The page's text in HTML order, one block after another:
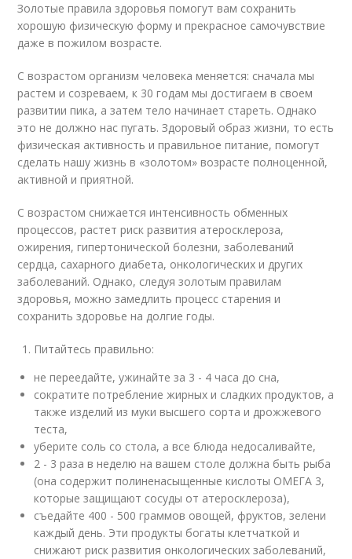
Золотые правила здоровья помогут вам сохранить
хорошую физическую форму и прекрасное самочувствие
даже в пожилом возрасте.
С возрастом организм человека меняется: сначала мы
растем и созреваем, к 30 годам мы достигаем в своем
развитии пика, а затем тело начинает стареть. Однако
это не должно нас пугать. Здоровый образ жизни, то есть
физическая активность и правильное питание, помогут
сделать нашу жизнь в «золотом» возрасте полноценной,
активной и приятной.
С возрастом снижается интенсивность обменных
процессов, растет риск развития атеросклероза,
ожирения, гипертонической болезни, заболеваний
сердца, сахарного диабета, онкологических и других
заболеваний. Однако, следуя золотым правилам
здоровья, можно замедлить процесс старения и
сохранить здоровье на долгие годы.
Питайтесь правильно:
не переедайте, ужинайте за 3 - 4 часа до сна,
сократите потребление жирных и сладких продуктов, а
также изделий из муки высшего сорта и дрожжевого
теста,
уберите соль со стола, а все блюда недосаливайте,
2 - 3 раза в неделю на вашем столе должна быть рыба
(она содержит полиненасыщенные кислоты ОМЕГА 3,
которые защищают сосуды от атеросклероза),
съедайте 400 - 500 граммов овощей, фруктов, зелени
каждый день. Эти продукты богаты клетчаткой и
снижают риск развития онкологических заболеваний,